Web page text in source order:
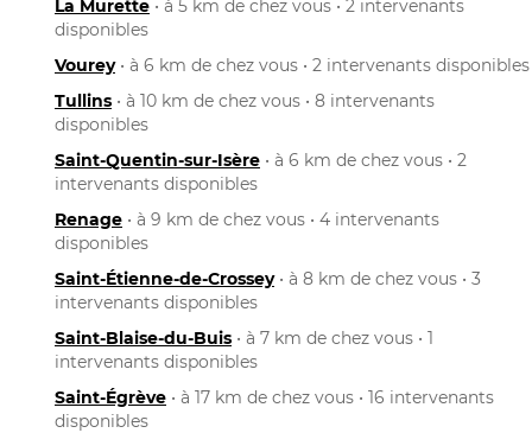
La Murette • à 5 km de chez vous • 2 intervenants
disponibles
Vourey• à 6 km de chez vous • 2 intervenants disponibles
Tullins • à 10 km de chez vous • 8 intervenants
disponibles
Saint-Quentin-sur-Isère • à 6 km de chez vous • 2
intervenants disponibles
Renage • à 9 km de chez vous • 4 intervenants
disponibles
Saint-Étienne-de-Crossey• à 8 km de chez vous • 3
intervenants disponibles
Saint-Blaise-du-Buis • à 7 km de chez vous • 1
intervenants disponibles
Saint-Égrève • à 17 km de chez vous • 16 intervenants
disponibles